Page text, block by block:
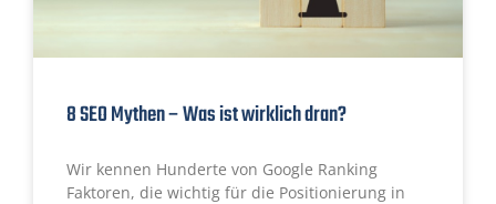
8 SEO Mythen – Was ist wirklich dran?
Wir kennen Hunderte von Google Ranking
Faktoren, die wichtig für die Positionierung in